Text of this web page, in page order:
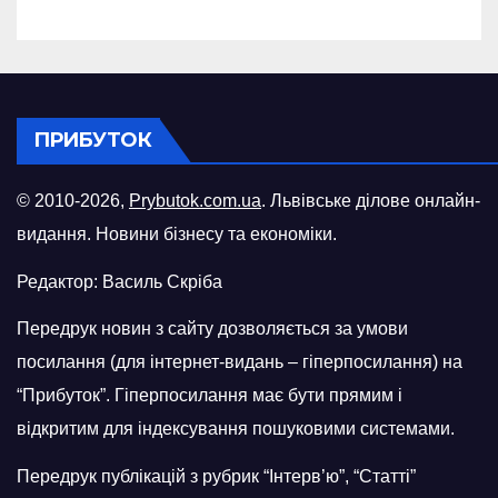
ПРИБУТОК
© 2010-2026, Prybutok.com.ua. Львівське ділове онлайн-
видання. Новини бізнесу та економіки.
Редактор: Василь Скріба
Передрук новин з сайту дозволяється за умови
посилання (для інтернет-видань – гіперпосилання) на
“Прибуток”. Гіперпосилання має бути прямим і
відкритим для індексування пошуковими системами.
Передрук публікацій з рубрик “Інтерв’ю”, “Статті”